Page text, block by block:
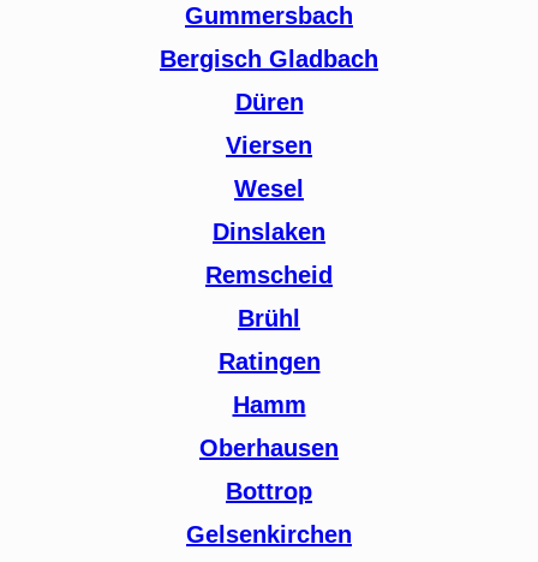
Gummersbach
Bergisch Gladbach
Düren
Viersen
Wesel
Dinslaken
Remscheid
Brühl
Ratingen
Hamm
Oberhausen
Bottrop
Gelsenkirchen